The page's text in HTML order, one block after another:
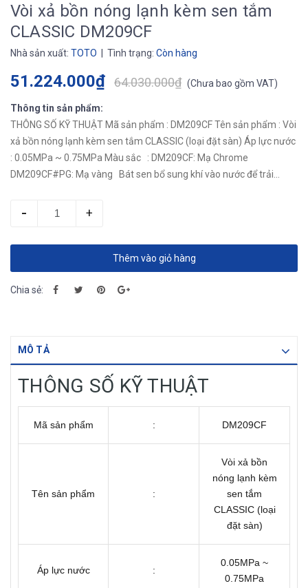
Vòi xả bồn nóng lạnh kèm sen tắm
CLASSIC DM209CF
Nhà sản xuất: TOTO | Tình trạng: Còn hàng
51.224.000₫ 64.030.000₫ (Chưa bao gồm VAT)
Thông tin sản phẩm:
THÔNG SỐ KỸ THUẬT Mã sản phẩm : DM209CF Tên sản phẩm : Vòi
xả bồn nóng lạnh kèm sen tắm CLASSIC (loại đặt sàn) Áp lực nước
: 0.05MPa ~ 0.75MPa Màu sắc : DM209CF: Mạ Chrome
DM209CF#PG: Mạ vàng Bát sen bổ sung khí vào nước để trải
- +
Thêm vào giỏ hàng
Chia sẻ:
MÔ TẢ
THÔNG SỐ KỸ THUẬT
Mã sản phẩm : DM209CF
Tên sản phẩm :
Vòi xả bồn
nóng lạnh kèm
sen tắm
CLASSIC (loại
đặt sàn)
Áp lực nước :
0.05MPa ~
0.75MPa